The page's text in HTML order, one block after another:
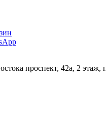
проспект, 42а, 2